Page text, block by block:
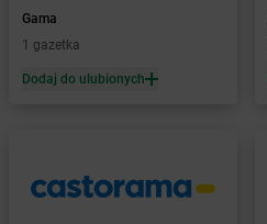
Żabka
Żabka Biała
Żabka
Biała Druga
Białe Błota
Żabka Białka
Gama
1 gazetka
Dodaj do ulubionych